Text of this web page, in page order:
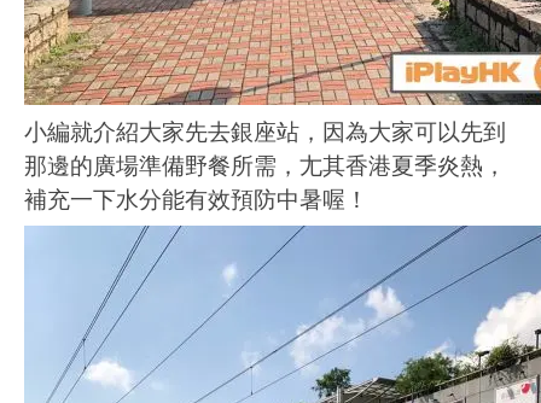
小編就介紹大家先去銀座站，因為大家可以先到
那邊的廣場準備野餐所需，尢其香港夏季炎熱，
補充一下水分能有效預防中暑喔！